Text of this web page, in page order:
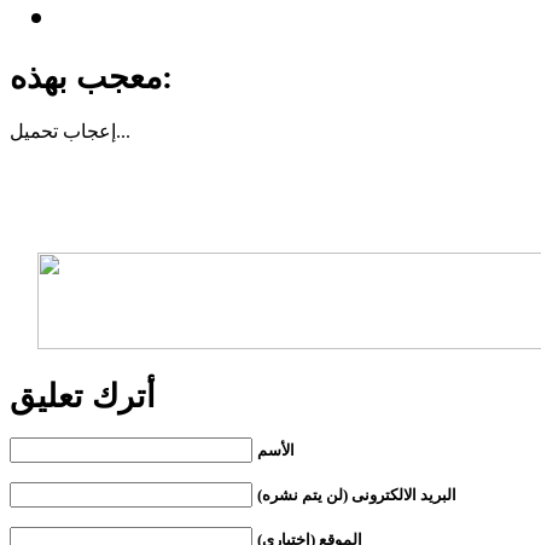
معجب بهذه:
إعجاب تحميل...
أترك تعليق
الأسم
البريد الالكترونى (لن يتم نشره)
الموقع (اختياري)